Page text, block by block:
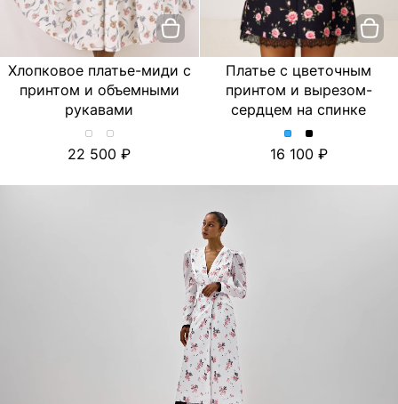
Хлопковое платье-миди с
принтом и объемными
рукавами
Хлопковое
платье-
с
Хлопковое
платье-
с
22 500
Платье с цветочным
принтом и вырезом-
сердцем на спинке
Платье
с
принтом
Платье
с
принтом
16 100